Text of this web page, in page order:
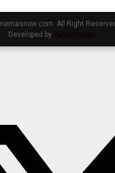
All Right
Developed by